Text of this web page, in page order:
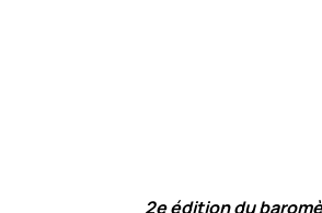
2e édition du